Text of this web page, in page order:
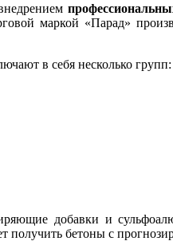
маркой «Парад»
в себя несколько групп:
добавки и
бетоны с